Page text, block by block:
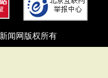
闻网版权所有